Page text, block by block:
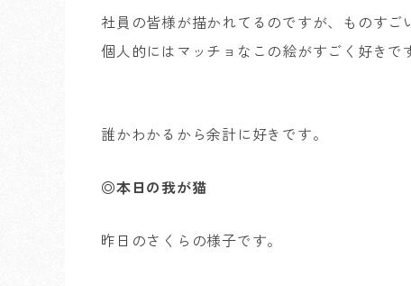
社員の皆様が描かれてるのですが、ものすご
個人的にはマッチョなこの絵がすごく好きで
誰かわかるから余計に好きです。
◎本日の我が猫
昨日のさくらの様子です。